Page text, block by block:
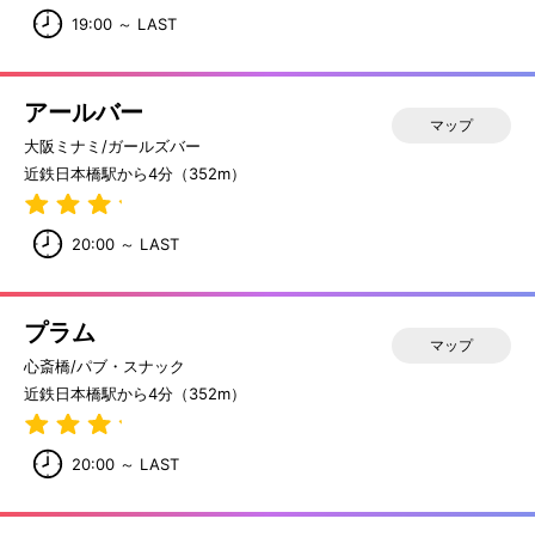
19:00 ～ LAST
アールバー
大阪ミナミ/ガールズバー
近鉄日本橋駅から4分（352m）
20:00 ～ LAST
マップ
プラム
心斎橋/パブ・スナック
近鉄日本橋駅から4分（352m）
20:00 ～ LAST
マップ